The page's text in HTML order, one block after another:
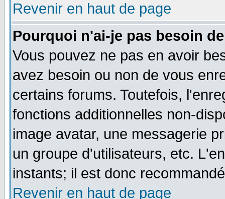
Revenir en haut de page
Pourquoi n'ai-je pas besoin
Vous pouvez ne pas en avoir
avez besoin ou non de vous
certains forums. Toutefois,
fonctions additionnelles non-
image avatar, une messagerie
un groupe d'utilisateurs, etc.
instants; il est donc
Revenir en haut de page